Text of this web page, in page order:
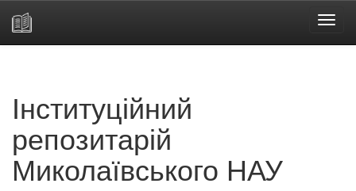
Інституційний
репозитарій
Миколаївського НАУ